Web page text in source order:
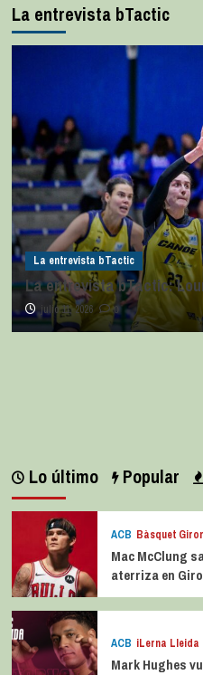
La entrevista bTactic
La entrevista bTactic
La entrevista bTactic:
julio 11, 2026 0
Lo último Popular
ACB Bàsquet
Mac McClung
aterriza en
ACB iLerna Lleida
Mark Hughes